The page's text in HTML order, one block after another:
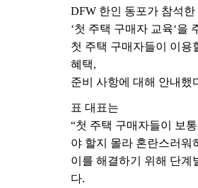
DFW 한인 동포가 참석한
‘첫 주택 구매자 교육‘을
첫 주택 구매자들이 이용
혜택,
준비
사항에 대해 안내했
표 대표는
“첫 주택 구매자들이 보통
야 할지 몰라 혼란스러워
이를 해결하기 위해 단계
다.